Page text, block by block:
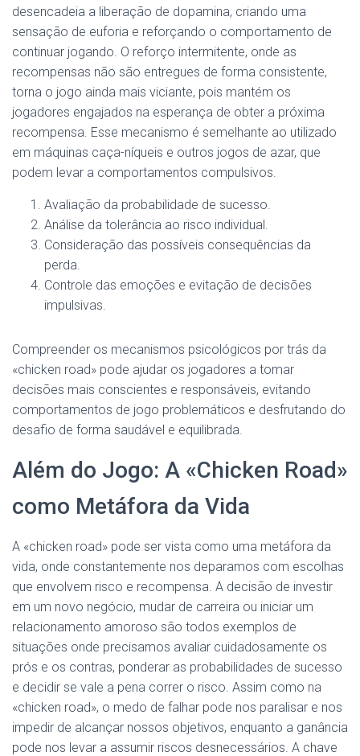
desencadeia a liberação de dopamina, criando uma
sensação de euforia e reforçando o comportamento de
continuar jogando. O reforço intermitente, onde as
recompensas não são entregues de forma consistente,
torna o jogo ainda mais viciante, pois mantém os
jogadores engajados na esperança de obter a próxima
recompensa. Esse mecanismo é semelhante ao utilizado
em máquinas caça-níqueis e outros jogos de azar, que
podem levar a comportamentos compulsivos.
Avaliação da probabilidade de sucesso.
Análise da tolerância ao risco individual.
Consideração das possíveis consequências da
perda.
Controle das emoções e evitação de decisões
impulsivas.
Compreender os mecanismos psicológicos por trás da
«chicken road» pode ajudar os jogadores a tomar
decisões mais conscientes e responsáveis, evitando
comportamentos de jogo problemáticos e desfrutando do
desafio de forma saudável e equilibrada.
Além do Jogo: A «Chicken Road»
como Metáfora da Vida
A «chicken road» pode ser vista como uma metáfora da
vida, onde constantemente nos deparamos com escolhas
que envolvem risco e recompensa. A decisão de investir
em um novo negócio, mudar de carreira ou iniciar um
relacionamento amoroso são todos exemplos de
situações onde precisamos avaliar cuidadosamente os
prós e os contras, ponderar as probabilidades de sucesso
e decidir se vale a pena correr o risco. Assim como na
«chicken road», o medo de falhar pode nos paralisar e nos
impedir de alcançar nossos objetivos, enquanto a ganância
pode nos levar a assumir riscos desnecessários. A chave